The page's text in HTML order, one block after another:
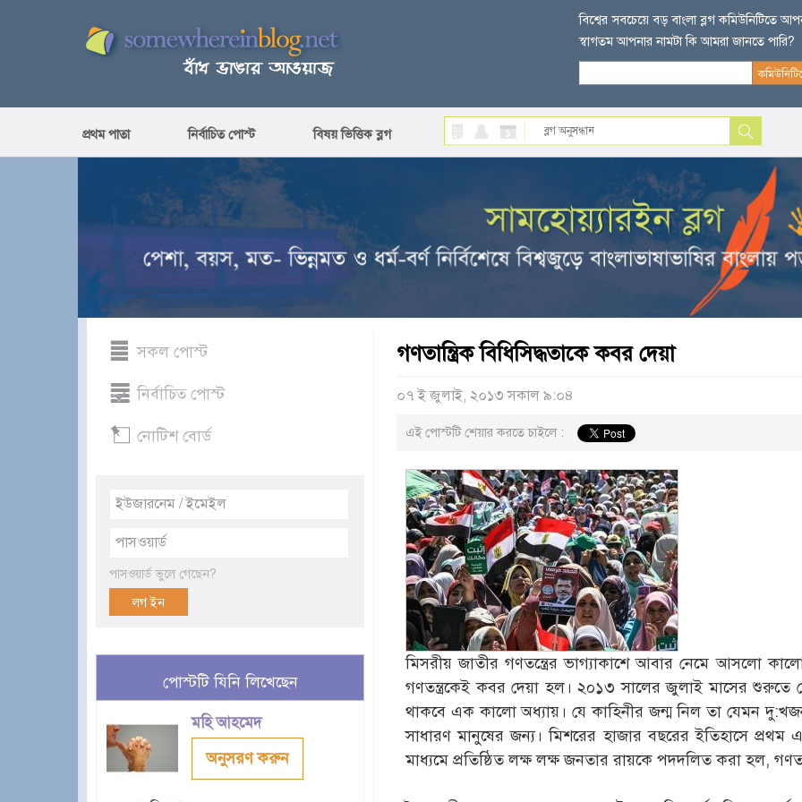
বিশ্বের সবচেয়ে বড় বাংলা ব্লগ কমিউনিটিতে
স্বাগতম আপনার নামটা কি আমরা জানতে পারি?
প্রথম পাতা নির্বাচিত পোস্ট বিষয় ভিত্তিক ব্লগ
সকল পোস্ট
নির্বাচিত পোস্ট
নোটিশ বোর্ড
পাসওয়ার্ড ভুলে গেছেন?
পোস্টটি যিনি লিখেছেন
মহি আহমেদ
অনুসরণ করুন
গণতান্ত্রিক বিধিসিদ্ধতাকে কবর দেয়া
০৭ ই জুলাই, ২০১৩ সকাল ৯:০৪
এই পোস্টটি শেয়ার করতে চাইলে :
মিসরীয় জাতীর গণতন্ত্রের ভাগ্যাকাশে আবার নেমে আসলো
গণতন্ত্রকেই কবর দেয়া হল। ২০১৩ সালের জুলাই মাসের শুরুতে
থাকবে এক কালো অধ্যায়। যে কাহিনীর জন্ম নিল তা যেমন
সাধারণ মানুষের জন্য। মিশরের হাজার বছরের ইতিহাসে প্রথম
মাধ্যমে প্রতিষ্ঠিত লক্ষ লক্ষ জনতার রায়কে পদদলিত করা হল,